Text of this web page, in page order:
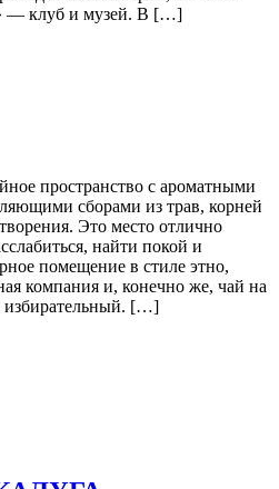
— клуб и музей. В […]
пространство с ароматными
сборами из трав, корней
Это место отлично
найти покой и
помещение в стиле этно,
компания и, конечно же, чай на
избирательный. […]